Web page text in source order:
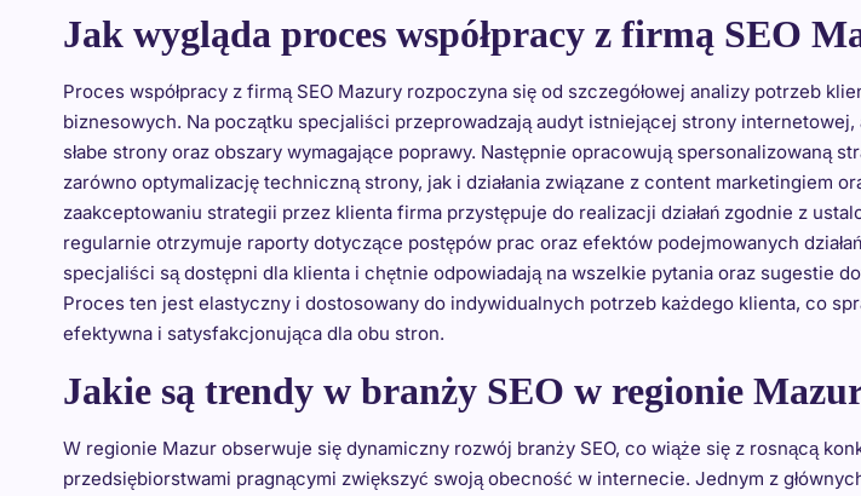
Jak wygląda proces współpracy z firmą SEO
Proces współpracy z firmą SEO Mazury rozpoczyna się od szczegółowej analizy potrzeb
biznesowych. Na początku specjaliści przeprowadzają audyt istniejącej strony
słabe strony oraz obszary wymagające poprawy. Następnie opracowują spersonalizowaną
zarówno optymalizację techniczną strony, jak i działania związane z content marketingiem
zaakceptowaniu strategii przez klienta firma przystępuje do realizacji działań zgodnie z
regularnie otrzymuje raporty dotyczące postępów prac oraz efektów podejmowanych
specjaliści są dostępni dla klienta i chętnie odpowiadają na wszelkie pytania oraz sugestie
Proces ten jest elastyczny i dostosowany do indywidualnych potrzeb każdego klienta, co
efektywna i satysfakcjonująca dla obu stron.
Jakie są trendy w branży SEO w regionie
W regionie Mazur obserwuje się dynamiczny rozwój branży SEO, co wiąże się z rosnącą
przedsiębiorstwami pragnącymi zwiększyć swoją obecność w internecie. Jednym z